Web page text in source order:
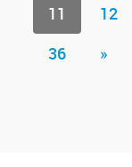
11
12
36
»